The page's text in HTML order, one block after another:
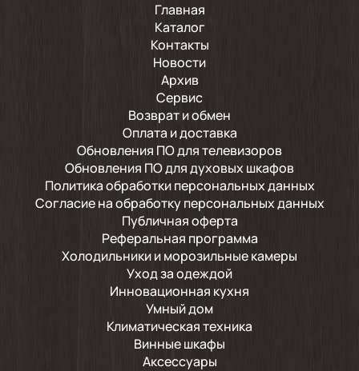
Главная
Каталог
Контакты
Новости
Архив
Сервис
Возврат и обмен
Оплата и доставка
Обновления ПО для телевизоров
Обновления ПО для духовых шкафов
Политика обработки персональных данных
Согласие на обработку персональных данных
Публичная оферта
Реферальная программа
Холодильники и морозильные камеры
Уход за одеждой
Инновационная кухня
Умный дом
Климатическая техника
Винные шкафы
Аксессуары